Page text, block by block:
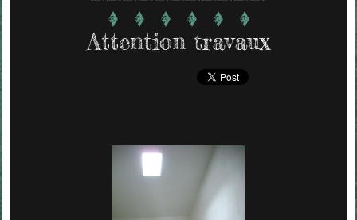
Attention travaux